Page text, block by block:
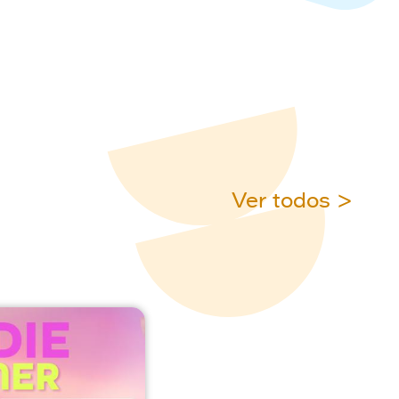
Ver todos >